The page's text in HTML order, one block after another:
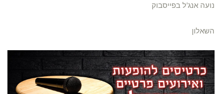
נועה אנג'ל בפייסבוק
השאלון